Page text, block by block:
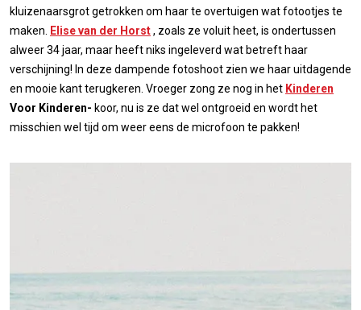
kluizenaarsgrot getrokken om haar te overtuigen wat fotootjes te
maken. Elise van der Horst, zoals ze voluit heet, is ondertussen
alweer 34 jaar, maar heeft niks ingeleverd wat betreft haar
verschijning! In deze dampende fotoshoot zien we haar uitdagende
en mooie kant terugkeren. Vroeger zong ze nog in het Kinderen
Voor Kinderen- koor, nu is ze dat wel ontgroeid en wordt het
misschien wel tijd om weer eens de microfoon te pakken!